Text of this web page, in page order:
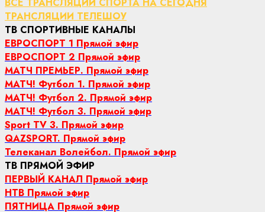
ТРАНСЛЯЦИИ ТЕЛЕШОУ
ТВ СПОРТИВНЫЕ КАНАЛЫ
ЕВРОСПОРТ 1 Прямой эфир
ЕВРОСПОРТ 2 Прямой эфир
МАТЧ ПРЕМЬЕР. Прямой эфир
МАТЧ! Футбол 1. Прямой эфир
МАТЧ! Футбол 2. Прямой эфир
МАТЧ! Футбол 3. Прямой эфир
Sport TV 3. Прямой эфир
QAZSPORT. Прямой эфир
Телеканал Волейбол. Прямой эфир
ТВ ПРЯМОЙ ЭФИР
ПЕРВЫЙ КАНАЛ Прямой эфир
НТВ Прямой эфир
ПЯТНИЦА Прямой эфир